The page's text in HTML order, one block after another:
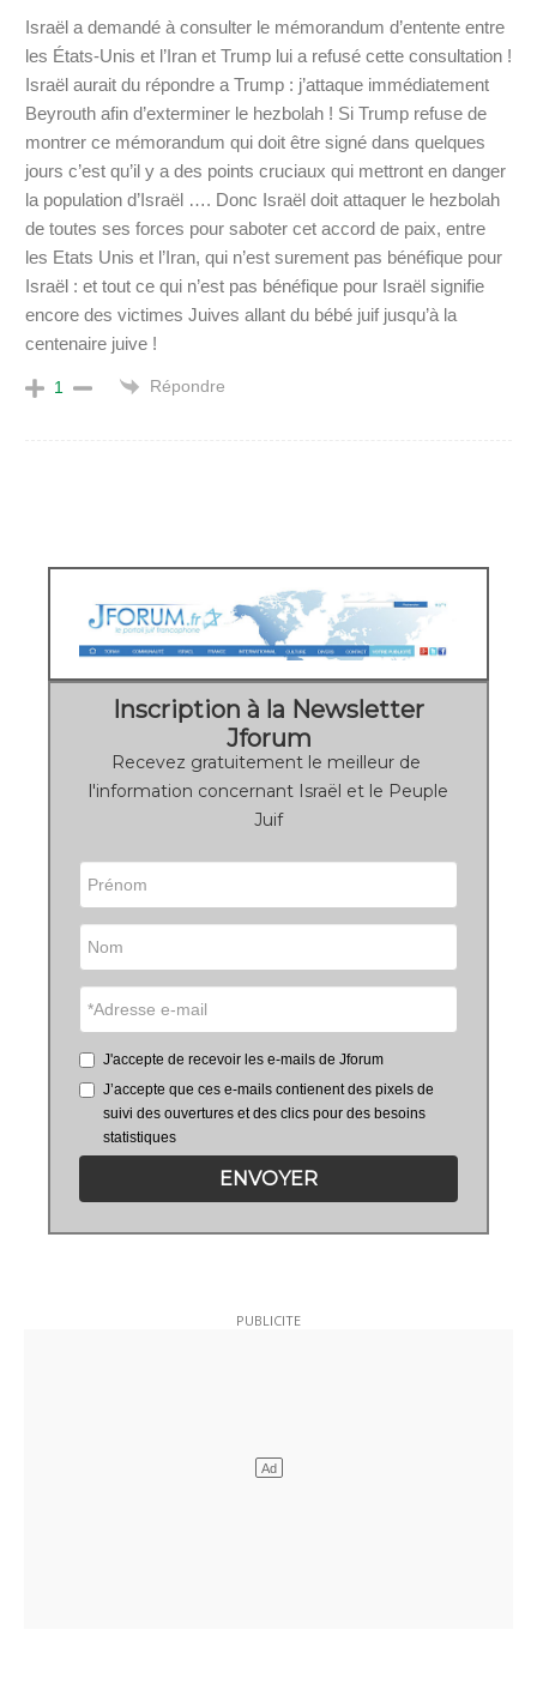
Israël a demandé à consulter le mémorandum d’entente entre
les États-Unis et l’Iran et Trump lui a refusé cette consultation !
Israël aurait du répondre a Trump : j’attaque immédiatement
Beyrouth afin d’exterminer le hezbolah ! Si Trump refuse de
montrer ce mémorandum qui doit être signé dans quelques
jours c’est qu’il y a des points cruciaux qui mettront en danger
la population d’Israël …. Donc Israël doit attaquer le hezbolah
de toutes ses forces pour saboter cet accord de paix, entre
les Etats Unis et l’Iran, qui n’est surement pas bénéfique pour
Israël : et tout ce qui n’est pas bénéfique pour Israël signifie
encore des victimes Juives allant du bébé juif jusqu’à la
centenaire juive !
1 Répondre
Inscription à la Newsletter
Jforum
Recevez gratuitement le meilleur de
l'information concernant Israël et le Peuple
Juif
J'accepte de recevoir les e-mails de Jforum
J’accepte que ces e-mails contienent des pixels de
suivi des ouvertures et des clics pour des besoins
statistiques
ENVOYER